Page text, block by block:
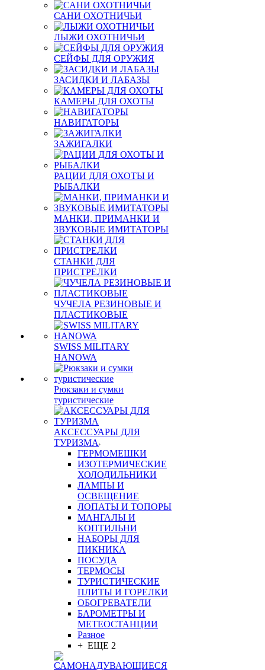
САНИ ОХОТНИЧЬИ
ЛЫЖИ ОХОТНИЧЬИ
СЕЙФЫ ДЛЯ ОРУЖИЯ
ЗАСИДКИ И ЛАБАЗЫ
КАМЕРЫ ДЛЯ ОХОТЫ
НАВИГАТОРЫ
ЗАЖИГАЛКИ
РАЦИИ ДЛЯ ОХОТЫ И
РЫБАЛКИ
МАНКИ, ПРИМАНКИ И
ЗВУКОВЫЕ ИМИТАТОРЫ
СТАНКИ ДЛЯ
ПРИСТРЕЛКИ
ЧУЧЕЛА РЕЗИНОВЫЕ И
ПЛАСТИКОВЫЕ
SWISS MILITARY
HANOWA
Рюкзаки и сумки
туристические
АКСЕССУАРЫ ДЛЯ
ТУРИЗМА
ГЕРМОМЕШКИ
ИЗОТЕРМИЧЕСКИЕ
ХОЛОДИЛЬНИКИ
ЛАМПЫ И
ОСВЕЩЕНИЕ
ЛОПАТЫ И ТОПОРЫ
МАНГАЛЫ И
КОПТИЛЬНИ
НАБОРЫ ДЛЯ
ПИКНИКА
ПОСУДА
ТЕРМОСЫ
ТУРИСТИЧЕСКИЕ
ПЛИТЫ И ГОРЕЛКИ
ОБОГРЕВАТЕЛИ
БАРОМЕТРЫ И
МЕТЕОСТАНЦИИ
Разное
+ ЕЩЕ 2